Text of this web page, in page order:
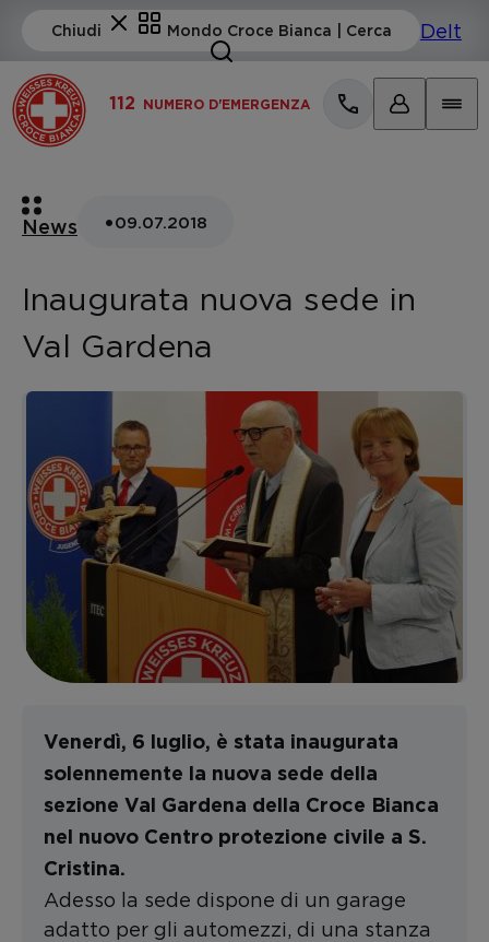
112 NUMERO D'EMERGENZA
News •09.07.2018
Inaugurata nuova sede in
Val Gardena
Venerdì, 6 luglio, è stata inaugurata
solennemente la nuova sede della
sezione Val Gardena della Croce Bianca
nel nuovo Centro protezione civile a S.
Cristina.
Adesso la sede dispone di un garage
adatto per gli automezzi, di una stanza